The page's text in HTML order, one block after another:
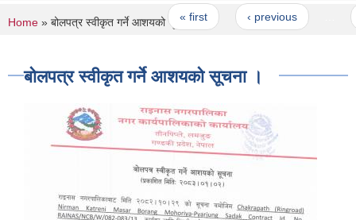
Pages
« first ‹ previous
You are here
Home » बोलपत्र स्वीकृत गर्ने आशयको सूचना ।
बोलपत्र स्वीकृत गर्ने आशयको सूचना ।